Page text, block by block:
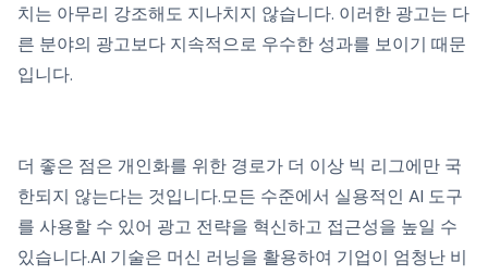
치는 아무리 강조해도 지나치지 않습니다. 이러한 광고는 다
른 분야의 광고보다 지속적으로 우수한 성과를 보이기 때문
입니다.
더 좋은 점은 개인화를 위한 경로가 더 이상 빅 리그에만 국
한되지 않는다는 것입니다.모든 수준에서 실용적인 AI 도구
를 사용할 수 있어 광고 전략을 혁신하고 접근성을 높일 수
있습니다.AI 기술은 머신 러닝을 활용하여 기업이 엄청난 비